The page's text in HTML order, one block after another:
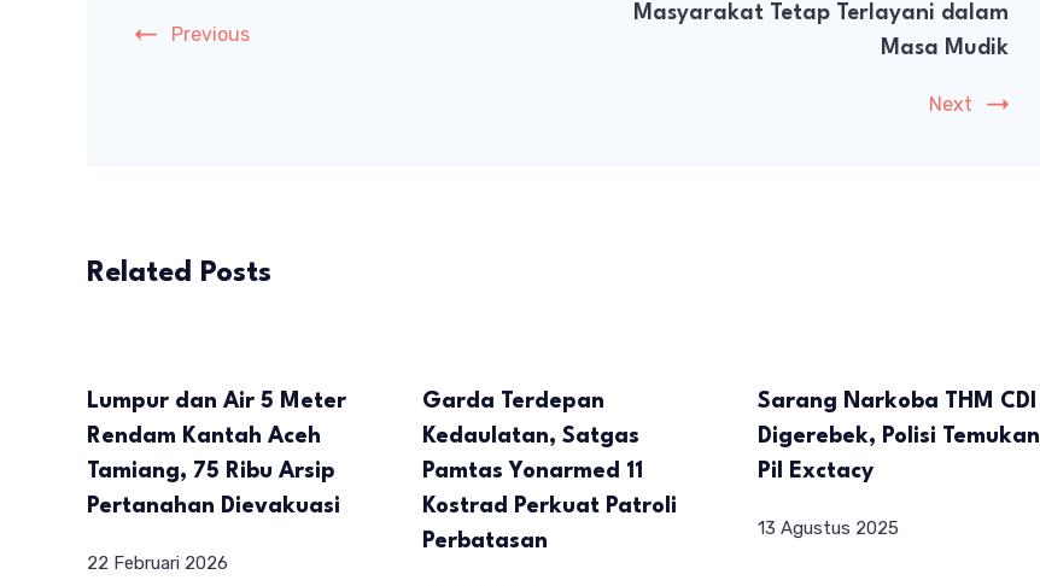
Previous
Masyarakat Tetap Terlayani dalam
Masa Mudik
Next
Related Posts
Lumpur dan Air 5 Meter
Rendam Kantah Aceh
Tamiang, 75 Ribu Arsip
Pertanahan Dievakuasi
22 Februari 2026
Garda Terdepan
Kedaulatan, Satgas
Pamtas Yonarmed 11
Kostrad Perkuat Patroli
Perbatasan
Sarang Narkoba THM CDI
Digerebek, Polisi Temukan
Pil Exctacy
13 Agustus 2025